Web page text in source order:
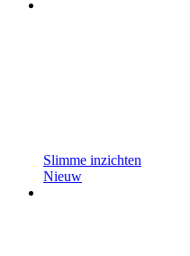
Slimme inzichten
Nieuw